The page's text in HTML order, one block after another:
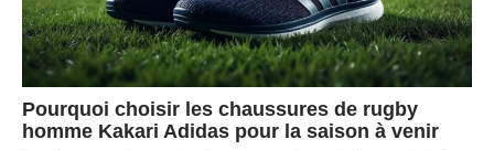
Pourquoi choisir les chaussures de rugby
homme Kakari Adidas pour la saison à venir